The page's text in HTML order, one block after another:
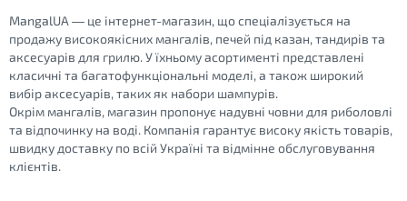
MangalUA — це інтернет-магазин, що спеціалізується на
продажу високоякісних мангалів, печей під казан, тандирів та
аксесуарів для грилю. У їхньому асортименті представлені
класичні та багатофункціональні моделі, а також широкий
вибір аксесуарів, таких як набори шампурів.
Окрім мангалів, магазин пропонує надувні човни для риболовлі
та відпочинку на воді. Компанія гарантує високу якість товарів,
швидку доставку по всій Україні та відмінне обслуговування
клієнтів.